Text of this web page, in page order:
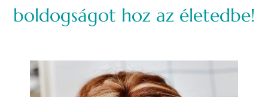
boldogságot hoz az életedbe!